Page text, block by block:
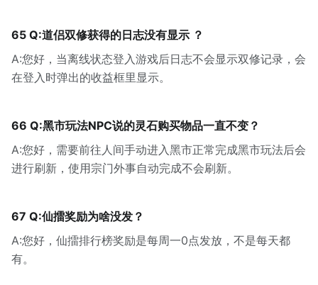
65 Q:道侣双修获得的日志没有显示 ？
A:您好，当离线状态登入游戏后日志不会显示双修记录，会
在登入时弹出的收益框里显示。
66 Q:黑市玩法NPC说的灵石购买物品一直不变？
A:您好，需要前往人间手动进入黑市正常完成黑市玩法后会
进行刷新，使用宗门外事自动完成不会刷新。
67 Q:仙擂奖励为啥没发？
A:您好，仙擂排行榜奖励是每周一0点发放，不是每天都
有。